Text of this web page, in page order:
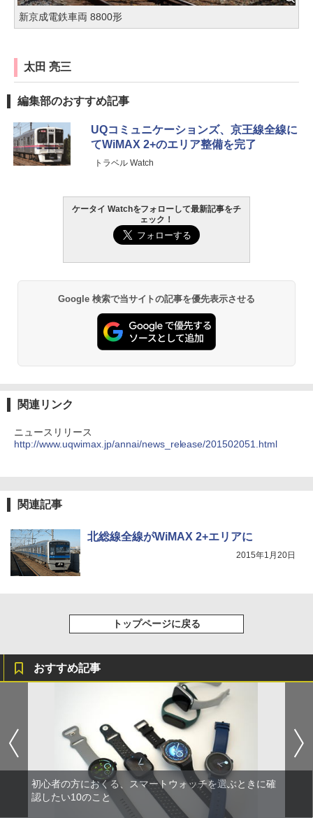
新京成電鉄車両 8800形
太田 亮三
編集部のおすすめ記事
UQコミュニケーションズ、京王線全線に
てWiMAX 2+のエリア整備を完了
トラベル Watch
ケータイ Watchをフォローして最新記事をチ
ェック！
Google 検索で当サイトの記事を優先表示させる
関連リンク
ニュースリリース
http://www.uqwimax.jp/annai/news_release/201502051.html
関連記事
北総線全線がWiMAX 2+エリアに
2015年1月20日
トップページに戻る
おすすめ記事
初心者の方におくる、スマートウォッチを選ぶときに確
認したい10のこと